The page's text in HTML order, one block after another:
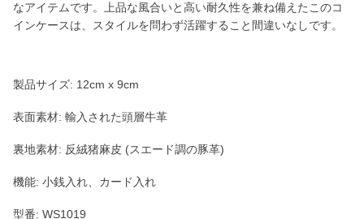
なアイテムです。上品な風合いと高い耐久性を兼ね備えたこのコ
インケースは、スタイルを問わず活躍すること間違いなしです。
製品サイズ: 12cm x 9cm
表面素材: 輸入された頭層牛革
裏地素材: 反絨猪麻皮 (スエード調の豚革)
機能: 小銭入れ、カード入れ
型番: WS1019